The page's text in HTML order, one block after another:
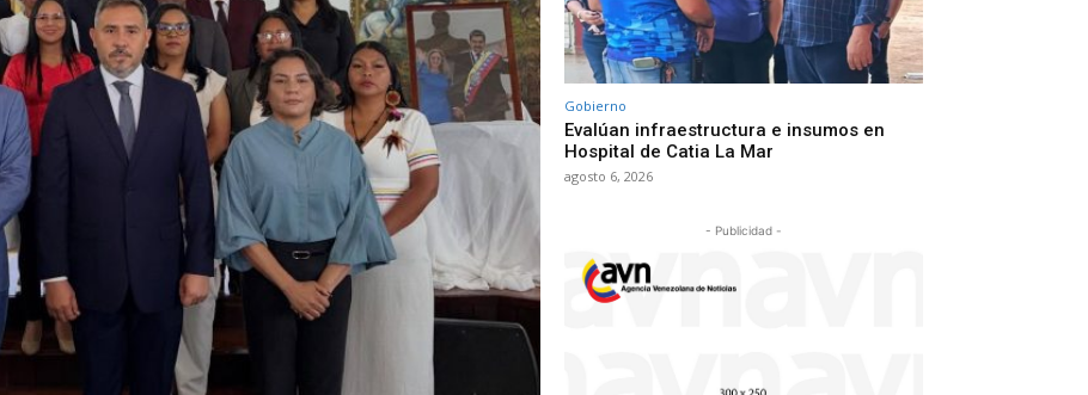
Gobierno
Evalúan infraestructura e insumos en
Hospital de Catia La Mar
agosto 6, 2026
- Publicidad -